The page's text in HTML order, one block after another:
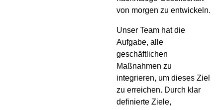
von morgen zu entwickeln.
Unser Team hat die
Aufgabe, alle
geschäftlichen
Maßnahmen zu
integrieren, um dieses Ziel
zu erreichen. Durch klar
definierte Ziele,